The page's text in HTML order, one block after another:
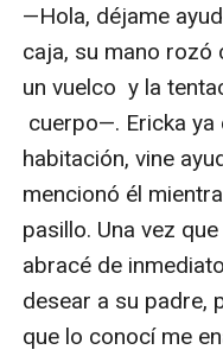
—Hola, déjame
caja, su mano rozó
un vuelco  y la
cuerpo—. Ericka ya
habitación, vine
mencionó él
pasillo. Una vez
abracé de
desear a su padre,
que lo conocí me